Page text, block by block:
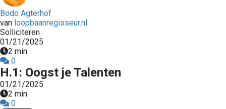
Bodo Agterhof
van loopbaanregisseur.nl
Solliciteren
01/21/2025
2 min
0
H.1: Oogst je Talenten
01/21/2025
2 min
0
worden
om
te
over
van
op